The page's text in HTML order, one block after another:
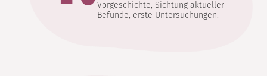
Vorgeschichte, Sichtung aktueller
Befunde, erste Untersuchungen.